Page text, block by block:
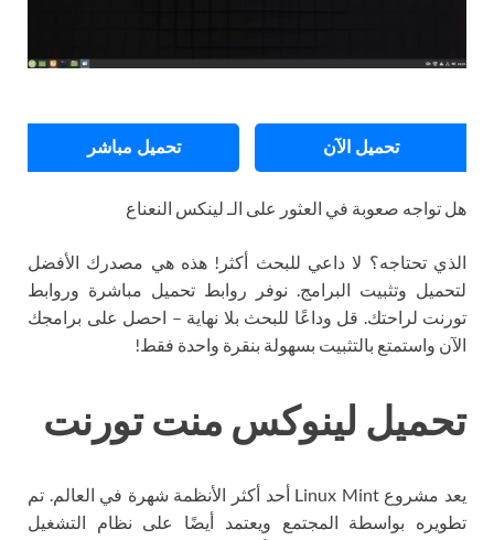
تحميل الآن تحميل مباشر
هل تواجه صعوبة في العثور على الـ لينكس النعناع
الذي تحتاجه؟ لا داعي للبحث أكثر! هذه هي مصدرك الأفضل
لتحميل وتثبيت البرامج. نوفر روابط تحميل مباشرة وروابط
تورنت لراحتك. قل وداعًا للبحث بلا نهاية – احصل على برامجك
الآن واستمتع بالتثبيت بسهولة بنقرة واحدة فقط!
تحميل لينوكس منت تورنت
يعد مشروع Linux Mint أحد أكثر الأنظمة شهرة في العالم. تم
تطويره بواسطة المجتمع ويعتمد أيضًا على نظام التشغيل